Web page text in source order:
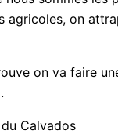
agricoles, on
on va faire
Calvados